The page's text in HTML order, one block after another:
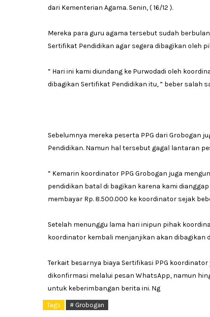
dari Kementerian Agama. Senin, ( 16/12 ).
Mereka para guru agama tersebut sudah
Sertifikat Pendidikan agar segera dibagikan oleh
” Hari ini kami diundang ke Purwodadi oleh
dibagikan Sertifikat Pendidikan itu, ” beber salah
Sebelumnya mereka peserta PPG dari Grobogan
Pendidikan. Namun hal tersebut gagal lantaran
” Kemarin koordinator PPG Grobogan juga
pendidikan batal di bagikan karena kami
membayar Rp. 8.500.000 ke koordinator sejak
Setelah menunggu lama hari inipun pihak
koordinator kembali menjanjikan akan dibagikan
Terkait besarnya biaya Sertifikasi PPG
dikonfirmasi melalui pesan WhatsApp, namun
untuk keberimbangan berita ini. Ng
Tags # Grobogan